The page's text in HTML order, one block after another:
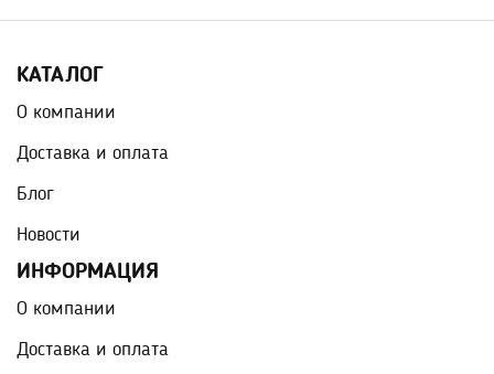
КАТАЛОГ
О компании
Доставка и оплата
Блог
Новости
ИНФОРМАЦИЯ
О компании
Доставка и оплата